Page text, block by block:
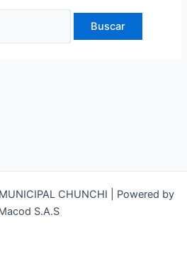
CHUNCHI | Powered by
S.A.S